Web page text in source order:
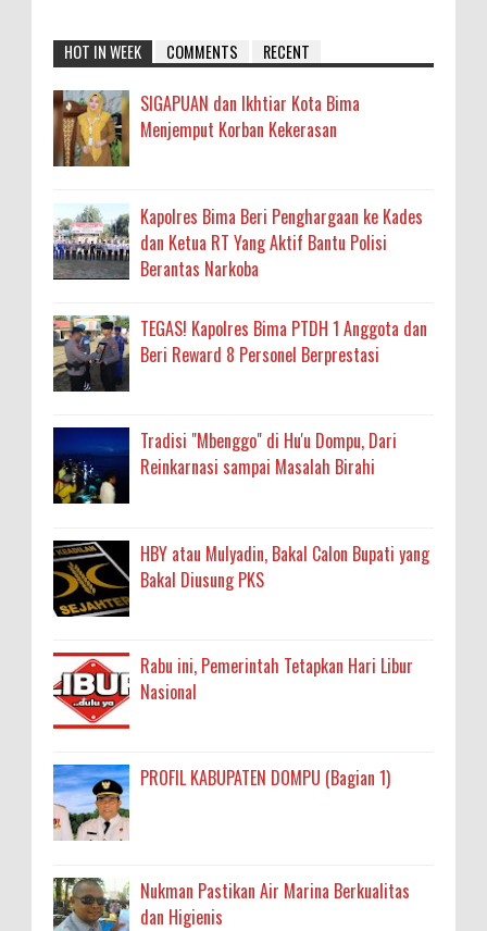
HOT IN WEEK COMMENTS RECENT
SIGAPUAN dan Ikhtiar Kota Bima
Menjemput Korban Kekerasan
Kapolres Bima Beri Penghargaan ke Kades
dan Ketua RT Yang Aktif Bantu Polisi
Berantas Narkoba
TEGAS! Kapolres Bima PTDH 1 Anggota dan
Beri Reward 8 Personel Berprestasi
Tradisi "Mbenggo" di Hu'u Dompu, Dari
Reinkarnasi sampai Masalah Birahi
HBY atau Mulyadin, Bakal Calon Bupati yang
Bakal Diusung PKS
Rabu ini, Pemerintah Tetapkan Hari Libur
Nasional
PROFIL KABUPATEN DOMPU (Bagian 1)
Nukman Pastikan Air Marina Berkualitas
dan Higienis